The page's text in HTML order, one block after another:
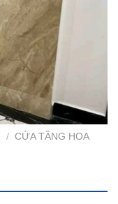
/ CỬA TẦNG HOA